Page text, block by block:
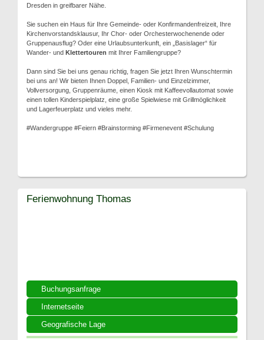
Dresden in greifbarer Nähe.
Sie suchen ein Haus für Ihre Gemeinde- oder Konfirmandenfreizeit, Ihre
Kirchenvorstandsklausur, Ihr Chor- oder Orchesterwochenende oder
Gruppenausflug? Oder eine Urlaubsunterkunft, ein „Basislager“ für
Wander- und Klettertouren mit Ihrer Familiengruppe?
Dann sind Sie bei uns genau richtig, fragen Sie jetzt Ihren Wunschtermin
bei uns an! Wir bieten Ihnen Doppel, Familien- und Einzelzimmer,
Vollversorgung, Gruppenräume, einen Kiosk mit Kaffeevollautomat sowie
einen tollen Kinderspielplatz, eine große Spielwiese mit Grillmöglichkeit
und Lagerfeuerplatz und vieles mehr.
#Wandergruppe #Feiern #Brainstorming #Firmenevent #Schulung
Buchungsanfrage
Internetseite
Geografische Lage
Ferienwohnung Thomas